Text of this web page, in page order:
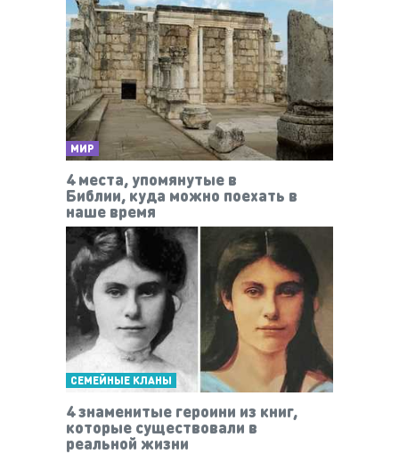
МИР
4 места, упомянутые в
Библии, куда можно поехать в
наше время
СЕМЕЙНЫЕ КЛАНЫ
4 знаменитые героини из книг,
которые существовали в
реальной жизни